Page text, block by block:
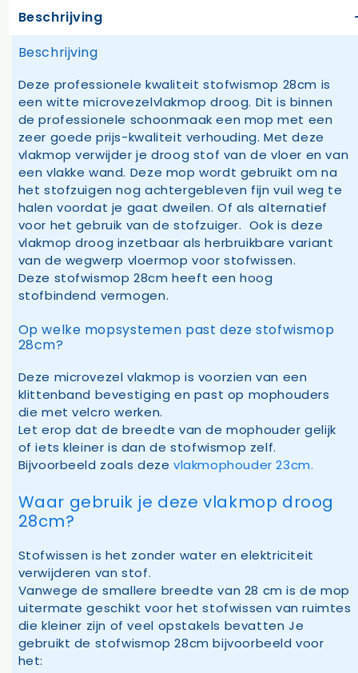
Beschrijving
Beschrijving
Deze professionele kwaliteit stofwismop 28cm is
een witte microvezelvlakmop droog. Dit is binnen
de professionele schoonmaak een mop met een
zeer goede prijs-kwaliteit verhouding. Met deze
vlakmop verwijder je droog stof van de vloer en van
een vlakke wand. Deze mop wordt gebruikt om na
het stofzuigen nog achtergebleven fijn vuil weg te
halen voordat je gaat dweilen. Of als alternatief
voor het gebruik van de stofzuiger. Ook is deze
vlakmop droog inzetbaar als herbruikbare variant
van de wegwerp vloermop voor stofwissen.
Deze stofwismop 28cm heeft een hoog
stofbindend vermogen.
Op welke mopsystemen past deze stofwismop
28cm?
Deze microvezel vlakmop is voorzien van een
klittenband bevestiging en past op mophouders
die met velcro werken.
Let erop dat de breedte van de mophouder gelijk
of iets kleiner is dan de stofwismop zelf.
Bijvoorbeeld zoals deze vlakmophouder 23cm.
Waar gebruik je deze vlakmop droog
28cm?
Stofwissen is het zonder water en elektriciteit
verwijderen van stof.
Vanwege de smallere breedte van 28 cm is de mop
uitermate geschikt voor het stofwissen van ruimtes
die kleiner zijn of veel opstakels bevatten Je
gebruikt de stofwismop 28cm bijvoorbeeld voor
het: